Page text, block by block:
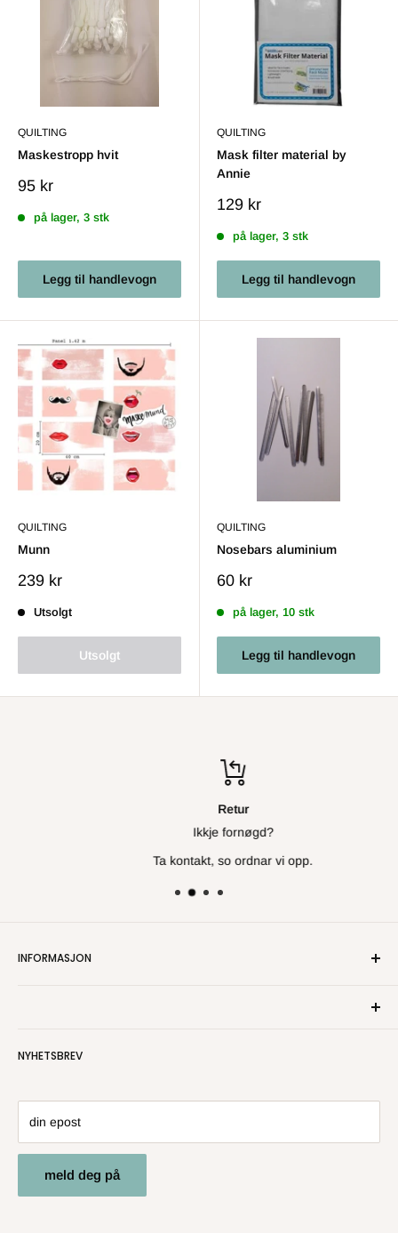
QUILTING
Maskestropp hvit
Salgs
95 kr
på lager, 3 stk
Legg til handlevogn
QUILTING
Mask filter material by
Annie
Salgs
129 kr
på lager, 3 stk
Legg til handlevogn
QUILTING
Munn
Salgs
239 kr
Utsolgt
Utsolgt
QUILTING
Nosebars aluminium
Salgs
60 kr
på lager, 10 stk
Legg til handlevogn
Ikkje fornøgd?
Ta kontakt, so ordnar vi opp.
INFORMASJON
NYHETSBREV
din epost
meld deg på